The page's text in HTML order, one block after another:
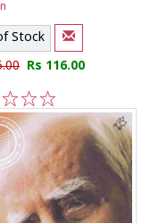
Stock
Rs 116.00
5
4
3